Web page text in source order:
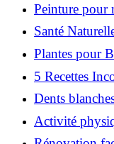
Peinture pour
possible?
Santé
Plantes pour
votre Terrasse
5 Recettes
des huiles
Dents
ingrédients
Activité
compte pour